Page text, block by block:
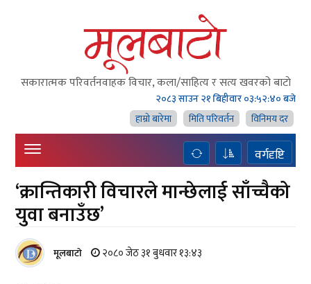
सकारात्मक परिवर्तनवाहक विचार, कला/साहित्य र सत्य खवरको बाटाे
२०८३ साउन २१ बिहीवार०३:५२:४२ बजे
हाम्राे बारेमा
मिति परिवर्तन विनिमय दर
वर्गदृष्टि
‘क्रान्तिकारी विचारले मान्छेलाई साँच्चैको
युवा बनाउँछ’
मूलबाटाे २०८० जेठ ३१ बुधवार १३:४३